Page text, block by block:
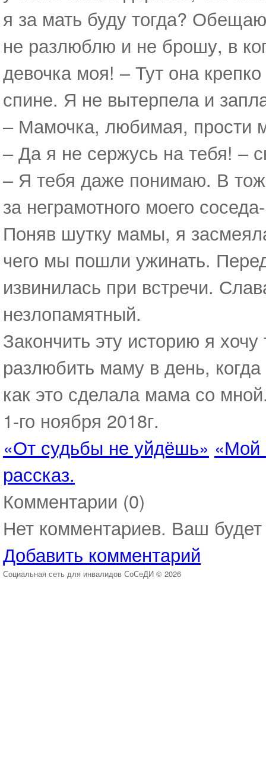
я за мать буду тогда?
не разлюблю и не брошу, в
девочка моя! – Тут она
спине. Я не вытерпела и
– Мамочка, любимая, прости
– Да я не сержусь на тебя! –
– Я тебя даже понимаю. В
за неграмотного моего
Поняв шутку мамы, я
чего мы пошли ужинать.
извинилась при встречи.
незлопамятный.
Закончить эту историю я
разлюбить маму в день,
как это сделала мама со
1-го ноября 2018г.
«От судьбы не уйдёшь» «Мой
рассказ.
Комментарии (0)
Нет комментариев. Ваш
Добавить комментарий
Социальная сеть для инвалидов СоСеДИ © 2026